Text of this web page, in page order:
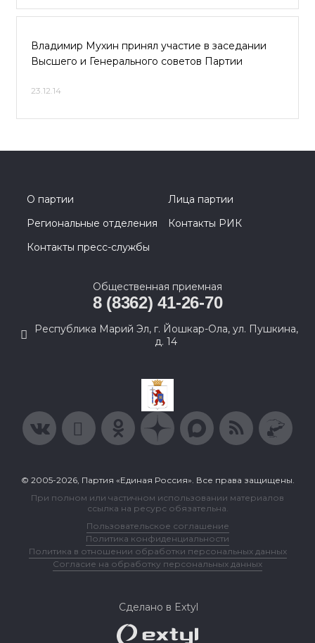
Владимир Мухин принял участие в заседании
Высшего и Генерального советов Партии
23.12.14
О партии
Лица партии
Региональные отделения
Контакты РИК
Контакты пресс-службы
Общественная приемная
8 (8362) 41-26-70
Республика Марий Эл, г. Йошкар-Ола, ул. Пушкина,
д. 14
© 2005-2026, Партия «Единая Россия». Все права защищены.
При полном или частичном использовании материалов
ссылка на ресурс обязательна.
Пользовательское соглашение
Политика конфиденциальности
Политика в отношении обработки персональных данных
Согласие на обработку персональных данных
Сделано в Extyl